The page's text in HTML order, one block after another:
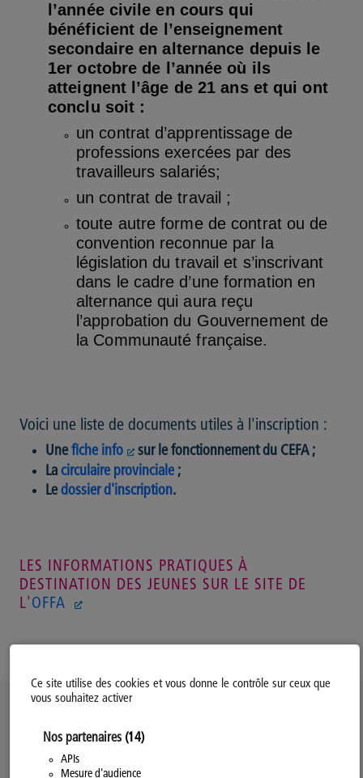
Ce site utilise des cookies et vous donne le contrôle sur ceux que
vous souhaitez activer
Nos partenaires (14)
APIs
Mesure d'audience
l’année civile en cours qui
bénéficient de l’enseignement
secondaire en alternance depuis le
1er octobre de l’année où ils
atteignent l’âge de 21 ans et qui ont
conclu soit :
un contrat d’apprentissage de
professions exercées par des
travailleurs salariés;
un contrat de travail ;
toute autre forme de contrat ou de
convention reconnue par la
législation du travail et s’inscrivant
dans le cadre d’une formation en
alternance qui aura reçu
l’approbation du Gouvernement de
la Communauté française.
Voici une liste de documents utiles à l'inscription :
Une fiche info
sur le fonctionnement du CEFA ;
La circulaire provinciale ;
Le dossier d'inscription.
LES INFORMATIONS PRATIQUES À
DESTINATION DES JEUNES SUR LE SITE DE
L' OFFA
Modifiez votre consentement